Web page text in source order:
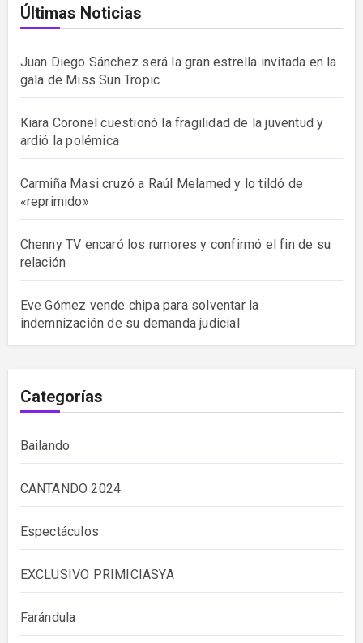
Últimas Noticias
Juan Diego Sánchez será la gran estrella invitada en la
gala de Miss Sun Tropic
Kiara Coronel cuestionó la fragilidad de la juventud y
ardió la polémica
Carmiña Masi cruzó a Raúl Melamed y lo tildó de
«reprimido»
Chenny TV encaró los rumores y confirmó el fin de su
relación
Eve Gómez vende chipa para solventar la
indemnización de su demanda judicial
Categorías
Bailando
CANTANDO 2024
Espectáculos
EXCLUSIVO PRIMICIASYA
Farándula